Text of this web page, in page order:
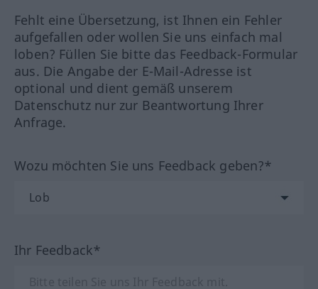
Fehlt eine Übersetzung, ist Ihnen ein Fehler
aufgefallen oder wollen Sie uns einfach mal
loben? Füllen Sie bitte das Feedback-Formular
aus. Die Angabe der E-Mail-Adresse ist
optional und dient gemäß unserem
Datenschutz nur zur Beantwortung Ihrer
Anfrage.
Wozu möchten Sie uns Feedback geben?*
Ihr Feedback*